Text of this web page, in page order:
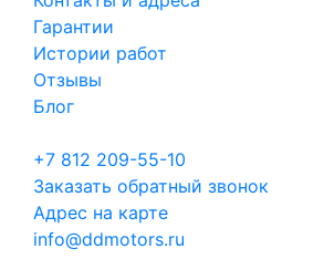
Гарантии
Истории работ
Отзывы
Блог
+7 812 209-55-10
Заказать обратный звонок
Адрес на карте
info@ddmotors.ru